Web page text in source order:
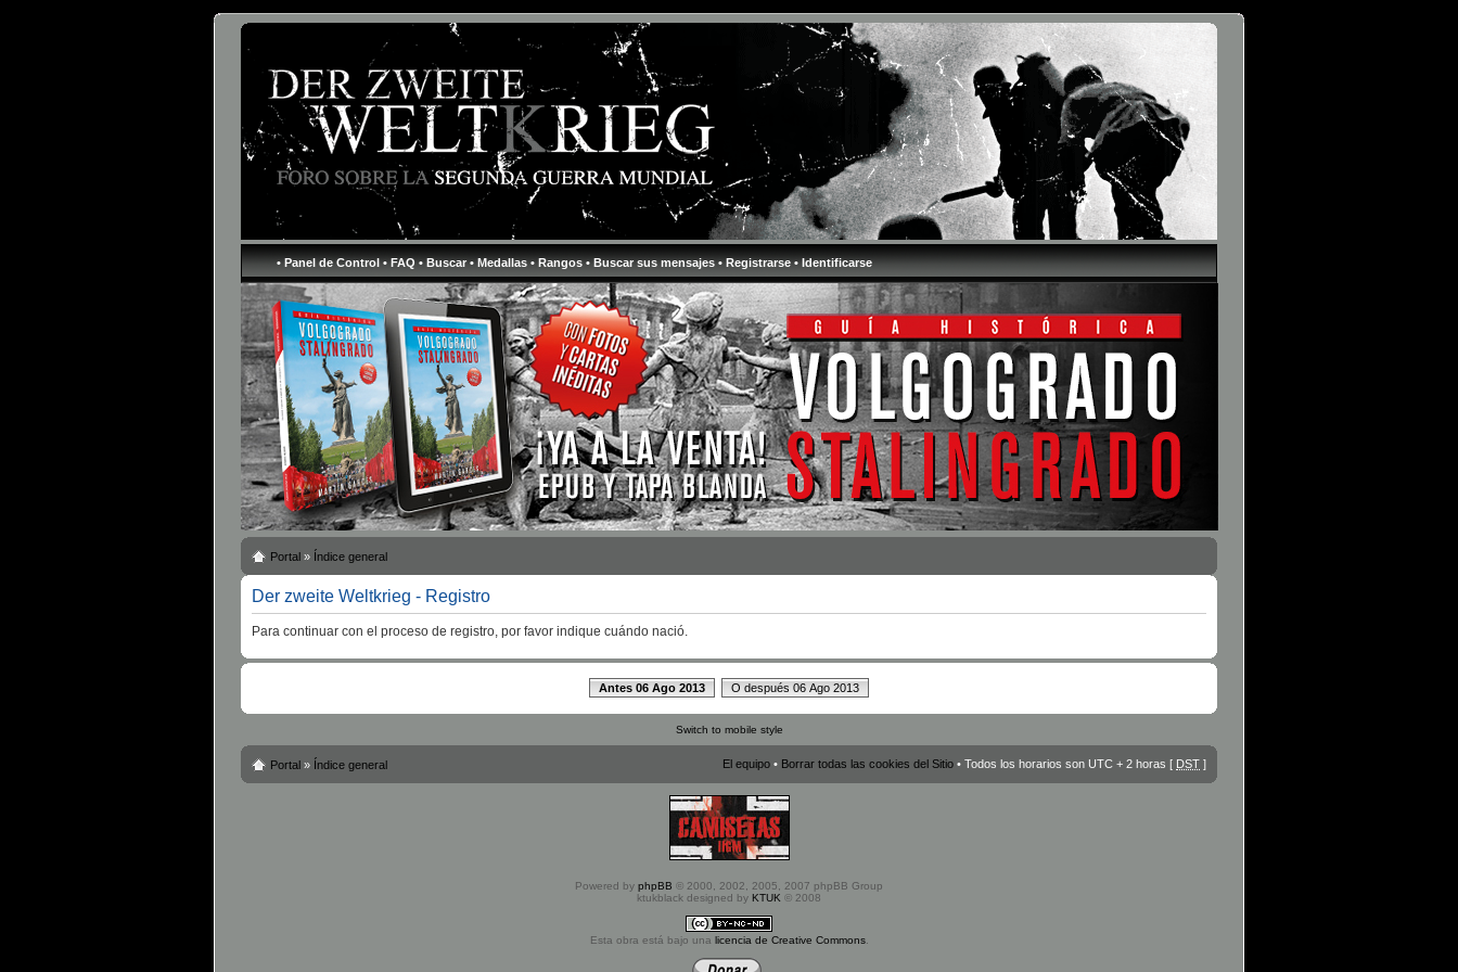
• Panel de Control • FAQ • Buscar • Medallas • Rangos • Buscar sus mensajes • Registrarse • Identificarse
Portal » Índice general
Der zweite Weltkrieg - Registro
Para continuar con el proceso de registro, por favor indique cuándo nació.
Antes 06 Ago 2013 O después 06 Ago 2013
Switch to mobile style
Portal » Índice general El equipo • Borrar todas las cookies del Sitio • Todos los horarios son UTC + 2 horas [ DST ]
Powered by phpBB © 2000, 2002, 2005, 2007 phpBB Group
ktukblack designed by KTUK © 2008
Esta obra está bajo una licencia de Creative Commons.